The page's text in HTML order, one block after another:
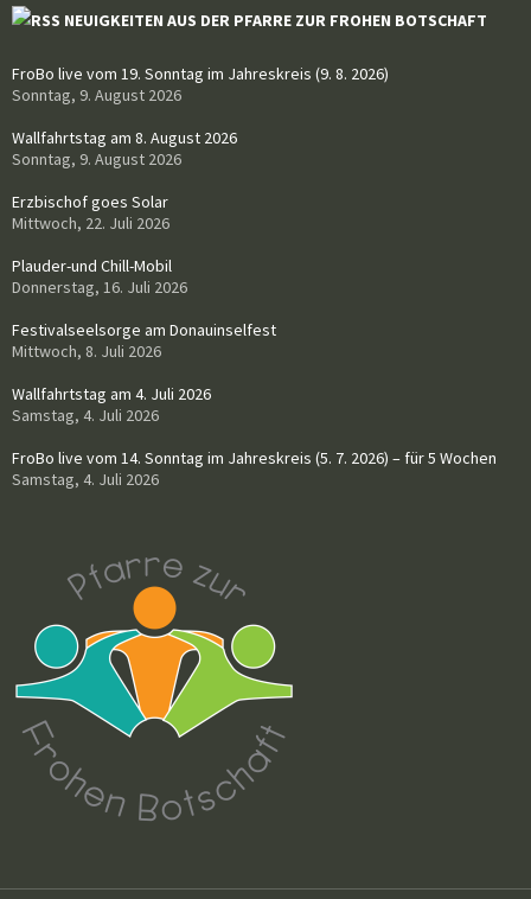
NEUIGKEITEN AUS DER PFARRE ZUR FROHEN BOTSCHAFT
FroBo live vom 19. Sonntag im Jahreskreis (9. 8. 2026)
Sonntag, 9. August 2026
Wallfahrtstag am 8. August 2026
Sonntag, 9. August 2026
Erzbischof goes Solar
Mittwoch, 22. Juli 2026
Plauder-und Chill-Mobil
Donnerstag, 16. Juli 2026
Festivalseelsorge am Donauinselfest
Mittwoch, 8. Juli 2026
Wallfahrtstag am 4. Juli 2026
Samstag, 4. Juli 2026
FroBo live vom 14. Sonntag im Jahreskreis (5. 7. 2026) – für 5 Wochen
Samstag, 4. Juli 2026